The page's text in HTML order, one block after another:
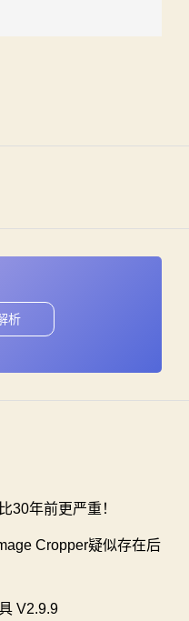
析
30年前更严重！
Cropper疑似存在后
V2.9.9